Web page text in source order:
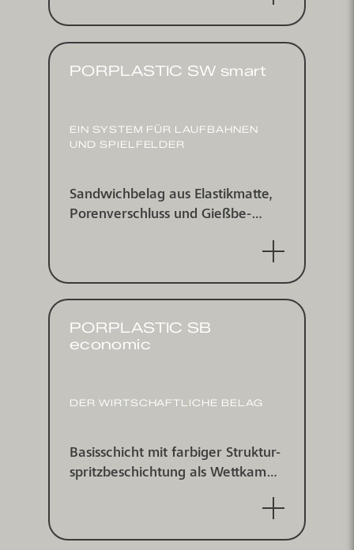
PORPLASTIC SW smart
EIN SYSTEM FÜR LAUF­BAHNEN
UND SPIELFELDER
Sand­wichbelag aus Elastik­matte,
Poren­verschluss und Gieß­be­
eingestreutem EPDM-Granulat,
PORPLASTIC SB
economic
DER WIRTSCHAFTLICHE BELAG
Basisschicht mit farbiger Struktur­
spritz­be­schichtung als Wett­kampf­